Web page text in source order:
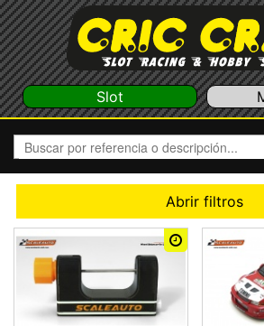
Slot
Abrir filtros